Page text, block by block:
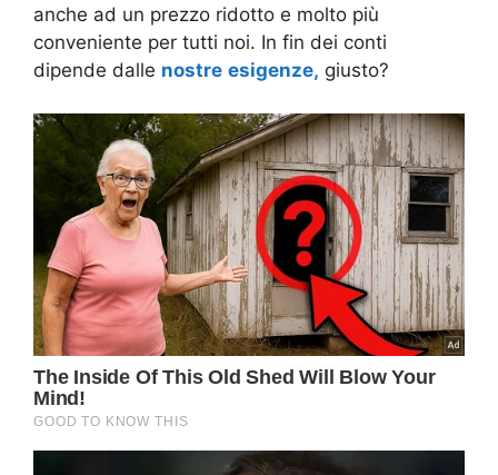
anche ad un prezzo ridotto e molto più
conveniente per tutti noi. In fin dei conti
dipende dalle nostre esigenze, giusto?